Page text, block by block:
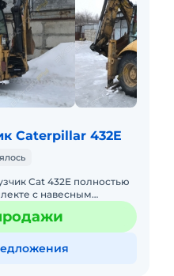
Caterpillar 432E
Cat 432E полностью
с навесным
- Гидравлический бур